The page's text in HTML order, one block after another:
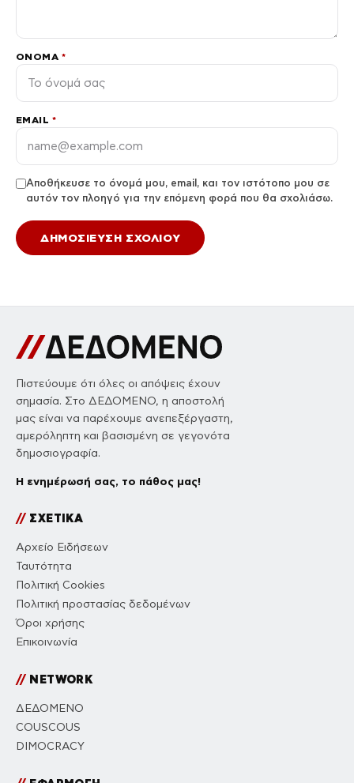
ΌΝΟΜΑ *
EMAIL *
Αποθήκευσε το όνομά μου, email, και τον ιστότοπο μου σε
αυτόν τον πλοηγό για την επόμενη φορά που θα σχολιάσω.
Πιστεύουμε ότι όλες οι απόψεις έχουν
σημασία. Στο ΔΕΔΟΜΕΝΟ, η αποστολή
μας είναι να παρέχουμε ανεπεξέργαστη,
αμερόληπτη και βασισμένη σε γεγονότα
δημοσιογραφία.
Η ενημέρωσή σας, το πάθος μας!
//ΣΧΕΤΙΚΑ
Αρχείο Ειδήσεων
Ταυτότητα
Πολιτική Cookies
Πολιτική προστασίας δεδομένων
Όροι χρήσης
Επικοινωνία
//NETWORK
ΔΕΔΟΜΕΝΟ
COUSCOUS
DIMOCRACY